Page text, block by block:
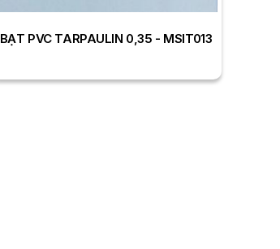
BẠT PVC TARPAULIN 0,35 - MSIT013